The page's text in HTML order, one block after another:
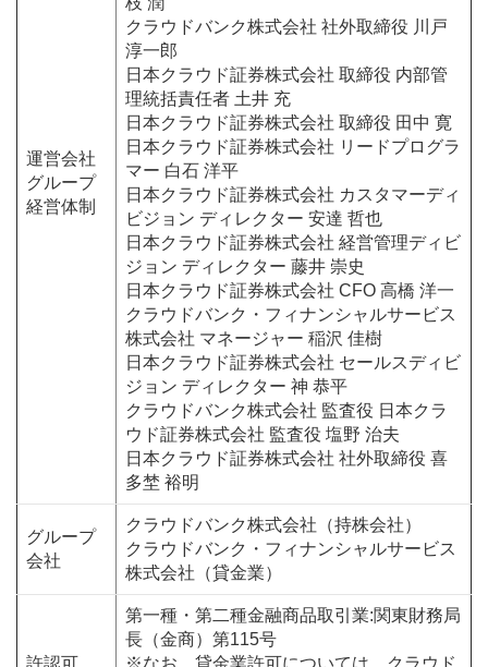
運営会社
グループ
経営体制
クラウドバンク株式会社 社外取締役 川戸
淳一郎
日本クラウド証券株式会社 取締役 内部管
理統括責任者 土井 充
日本クラウド証券株式会社 取締役 田中 寛
日本クラウド証券株式会社 リードプログラ
マー 白石 洋平
日本クラウド証券株式会社 カスタマーディ
ビジョン ディレクター 安達 哲也
日本クラウド証券株式会社 経営管理ディビ
ジョン ディレクター 藤井 崇史
日本クラウド証券株式会社 CFO 高橋 洋一
クラウドバンク・フィナンシャルサービス
株式会社 マネージャー 稲沢 佳樹
日本クラウド証券株式会社 セールスディビ
ジョン ディレクター 神 恭平
クラウドバンク株式会社 監査役 日本クラ
ウド証券株式会社 監査役 塩野 治夫
日本クラウド証券株式会社 社外取締役 喜
多埜 裕明
グループ
会社
クラウドバンク株式会社（持株会社）
クラウドバンク・フィナンシャルサービス
株式会社（貸金業）
第一種・第二種金融商品取引業:関東財務局
長（金商）第115号